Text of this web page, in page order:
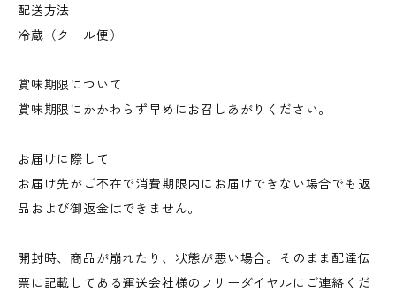
配送方法
冷蔵（クール便）
賞味期限について
賞味期限にかかわらず早めにお召しあがりください。
お届けに際して
お届け先がご不在で消費期限内にお届けできない場合でも返
品および御返金はできません。
開封時、商品が崩れたり、状態が悪い場合。そのまま配達伝
票に記載してある運送会社様のフリーダイヤルにご連絡くだ